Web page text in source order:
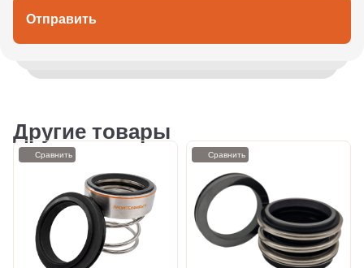
Отправить
Другие товары
Сравнить Сравнить